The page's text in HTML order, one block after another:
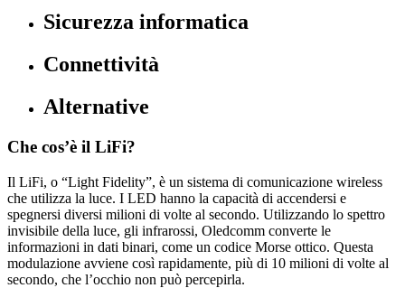
Sicurezza informatica
Connettività
Alternative
Che cos’è il LiFi?
Il LiFi, o “Light Fidelity”, è un sistema di comunicazione wireless
che utilizza la luce. I LED hanno la capacità di accendersi e
spegnersi diversi milioni di volte al secondo. Utilizzando lo spettro
invisibile della luce, gli infrarossi, Oledcomm converte le
informazioni in dati binari, come un codice Morse ottico. Questa
modulazione avviene così rapidamente, più di 10 milioni di volte al
secondo, che l’occhio non può percepirla.